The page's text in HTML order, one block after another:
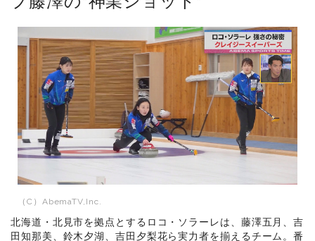
（C）AbemaTV,Inc.
北海道・北見市を拠点とするロコ・ソラーレは、藤澤五月、吉
田知那美、鈴木夕湖、吉田夕梨花ら実力者を揃えるチーム。番